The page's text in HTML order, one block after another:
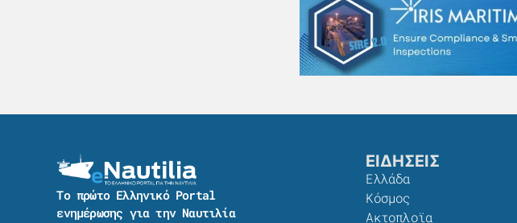
Το πρώτο Ελληνικό Portal
ενημέρωσης για την Ναυτιλία
ΕΙΔΗΣΕΙΣ
Ελλάδα
Κόσμος
Ακτοπλοϊα